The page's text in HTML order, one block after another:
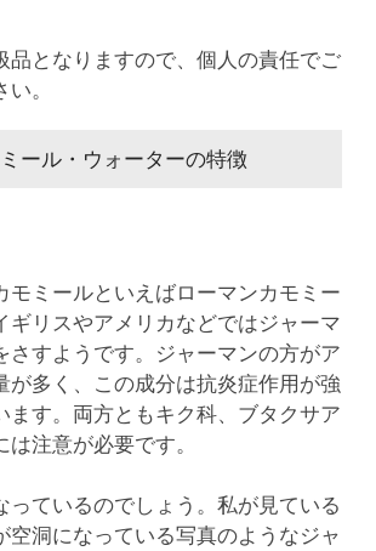
品となりますので、個人の責任でご
。
ール・ウォーターの特徴
モミールといえばローマンカモミー
ギリスやアメリカなどではジャーマ
さすようです。ジャーマンの方がア
が多く、この成分は抗炎症作用が強
ます。両方ともキク科、ブタクサア
注意が必要です。
っているのでしょう。私が見ている
空洞になっている写真のようなジャ